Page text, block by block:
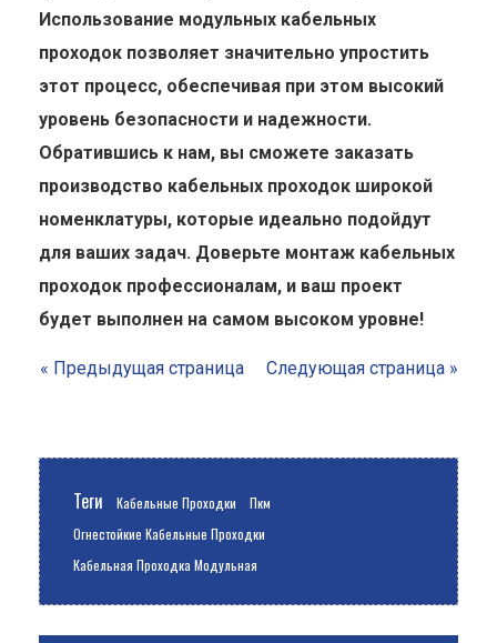
Использование модульных кабельных
проходок позволяет значительно упростить
этот процесс, обеспечивая при этом высокий
уровень безопасности и надежности.
Обратившись к нам, вы сможете заказать
производство кабельных проходок широкой
номенклатуры, которые идеально подойдут
для ваших задач. Доверьте монтаж кабельных
проходок профессионалам, и ваш проект
будет выполнен на самом высоком уровне!
« Предыдущая страница Следующая страница »
Теги Кабельные Проходки
Пкм
Огнестойкие Кабельные Проходки
Кабельная Проходка Модульная